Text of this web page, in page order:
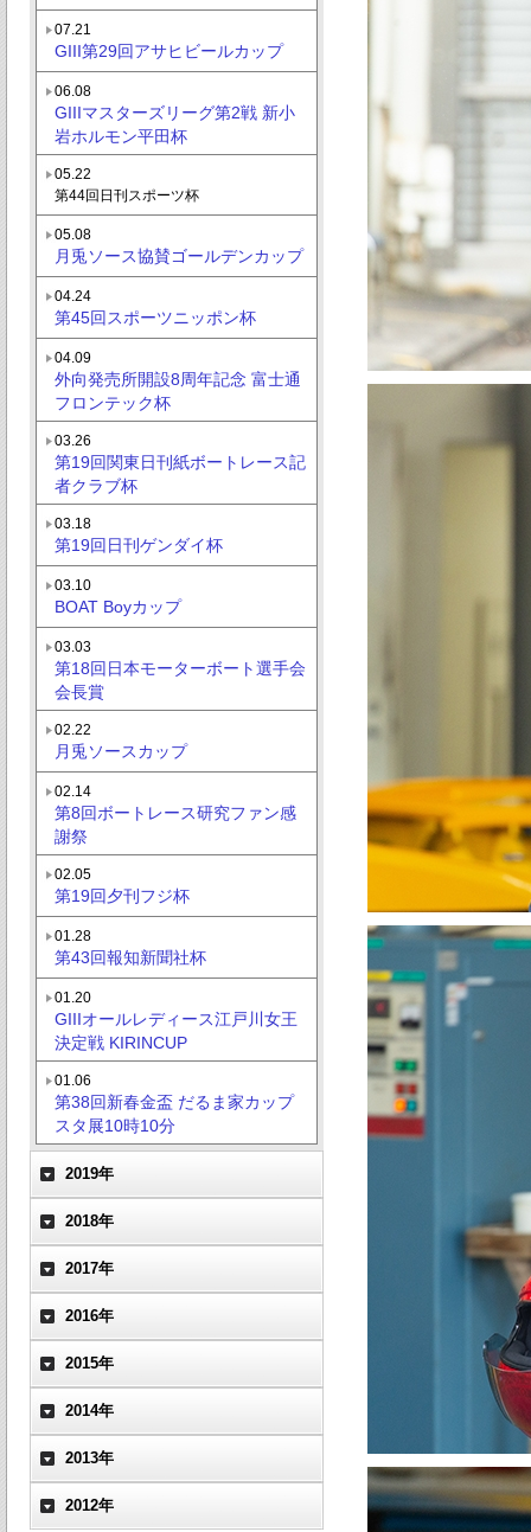
07.21
GIII第29回アサヒビールカップ
06.08
GIIIマスターズリーグ第2戦 新小
岩ホルモン平田杯
05.22
第44回日刊スポーツ杯
05.08
月兎ソース協賛ゴールデンカップ
04.24
第45回スポーツニッポン杯
04.09
外向発売所開設8周年記念 富士通
フロンテック杯
03.26
第19回関東日刊紙ボートレース記
者クラブ杯
03.18
第19回日刊ゲンダイ杯
03.10
BOAT Boyカップ
03.03
第18回日本モーターボート選手会
会長賞
02.22
月兎ソースカップ
02.14
第8回ボートレース研究ファン感
謝祭
02.05
第19回夕刊フジ杯
01.28
第43回報知新聞社杯
01.20
GIIIオールレディース江戸川女王
決定戦 KIRINCUP
01.06
第38回新春金盃 だるま家カップ
スタ展10時10分
2019年
2018年
2017年
2016年
2015年
2014年
2013年
2012年